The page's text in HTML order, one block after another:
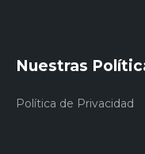
Nuestras
Política de Privacidad